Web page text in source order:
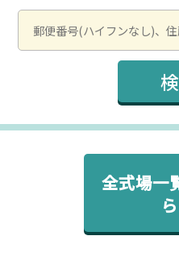
全式場一
ら